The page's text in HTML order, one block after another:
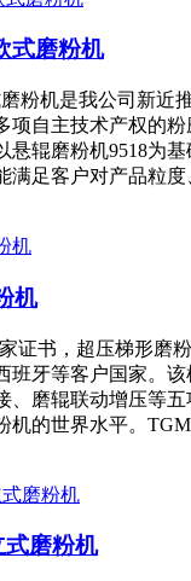
式磨粉机
粉机是我公司新近
项自主技术产权的
悬辊磨粉机9518为
满足客户对产品粒
机
证书，超压梯形磨
班牙等客户国家。
、磨辊联动增压等五
机的世界水平。
磨粉机